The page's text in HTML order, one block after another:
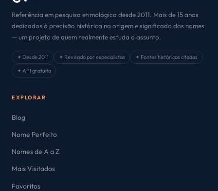
Referência em pesquisa etimológica desde 2011. Mais de 15 anos
dedicados à precisão histórica na origem e significado dos nomes
— um projeto de quem realmente estuda o assunto.
✦ Desde 2011 ✦ Revisado por especialistas
✦ Fontes históricas citadas
✦ API gratuita
EXPLORAR
Blog
Nome Perfeito
Nomes de A a Z
Mais Visitados
Favoritos